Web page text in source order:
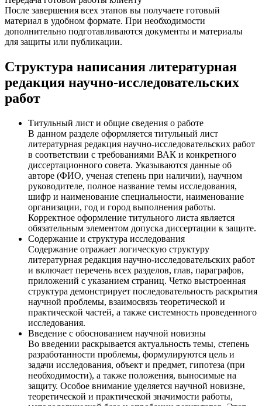
После завершения всех этапов вы получаете готовый
материал в удобном формате. При необходимости
дополнительно подготавливаются документы и материалы
для защиты или публикации.
Структура написания литературная
редакция научно-исследовательских
работ
Титульный лист и общие сведения о работе
В данном разделе оформляется титульный лист
литературная редакция научно-исследовательских работ
в соответствии с требованиями ВАК и конкретного
диссертационного совета. Указываются данные об
авторе (ФИО, ученая степень при наличии), научном
руководителе, полное название темы исследования,
шифр и наименование специальности, наименование
организации, год и город выполнения работы.
Корректное оформление титульного листа является
обязательным элементом допуска диссертации к защите.
Содержание и структура исследования
Содержание отражает логическую структуру
литературная редакция научно-исследовательских работ
и включает перечень всех разделов, глав, параграфов,
приложений с указанием страниц. Четко выстроенная
структура демонстрирует последовательность раскрытия
научной проблемы, взаимосвязь теоретической и
практической частей, а также системность проведенного
исследования.
Введение с обоснованием научной новизны
Во введении раскрывается актуальность темы, степень
разработанности проблемы, формулируются цель и
задачи исследования, объект и предмет, гипотеза (при
необходимости), а также положения, выносимые на
защиту. Особое внимание уделяется научной новизне,
теоретической и практической значимости работы,